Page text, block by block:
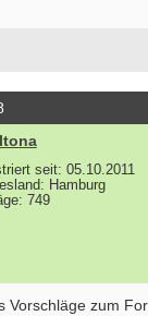
seit: 05.10.2011
Hamburg
749
Vorschläge zum